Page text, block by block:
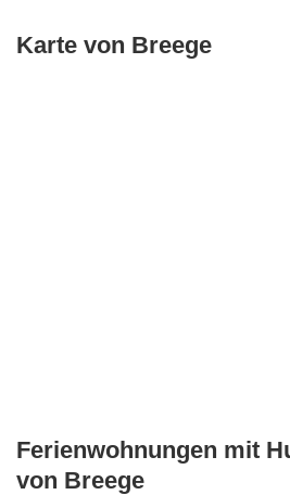
Karte von Breege
Ferienwohnungen mit
von Breege